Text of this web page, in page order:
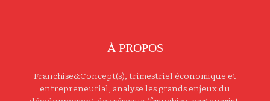
À PROPOS
Franchise&Concept(s), trimestriel économique et
entrepreneurial, analyse les grands enjeux du